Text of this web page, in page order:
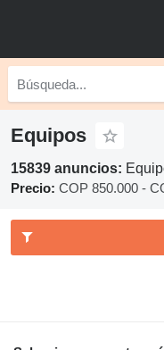
Equipos
15839 anuncios:
Precio: COP 850.000 -